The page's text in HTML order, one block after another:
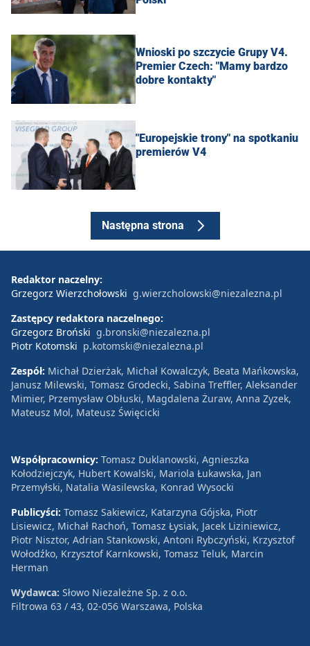
Wnioski po szczycie Grupy V4.
Premier Czech: "Mamy bardzo
dobre kontakty"
"Europejskie trony" na spotkaniu
premierów V4
Następna strona
Redaktor naczelny:
Grzegorz Wierzchołowski g.wierzcholowski@niezalezna.pl
Zastępcy redaktora naczelnego:
Grzegorz Broński g.bronski@niezalezna.pl
Piotr Kotomski p.kotomski@niezalezna.pl
Zespół: Michał Dzierżak, Michał Kowalczyk, Beata Mańkowska,
Janusz Milewski, Tomasz Grodecki, Sabina Treffler, Aleksander
Mimier, Przemysław Obłuski, Magdalena Żuraw, Anna Zyzek,
Mateusz Mol, Mateusz Święcicki
Współpracownicy: Tomasz Duklanowski, Agnieszka
Kołodziejczyk, Hubert Kowalski, Mariola Łukawska, Jan
Przemyłski, Natalia Wasilewska, Konrad Wysocki
Publicyści: Tomasz Sakiewicz, Katarzyna Gójska, Piotr
Lisiewicz, Michał Rachoń, Tomasz Łysiak, Jacek Liziniewicz,
Piotr Nisztor, Adrian Stankowski, Antoni Rybczyński, Krzysztof
Wołodźko, Krzysztof Karnkowski, Tomasz Teluk, Marcin
Herman
Wydawca: Słowo Niezależne Sp. z o.o.
Filtrowa 63 / 43, 02-056 Warszawa, Polska